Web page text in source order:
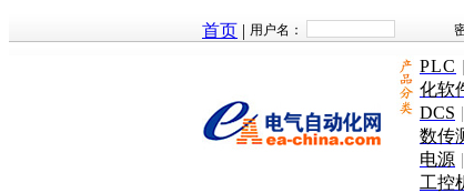
首页 |
PLC |
化软
DCS |
数传
电源 |
工控